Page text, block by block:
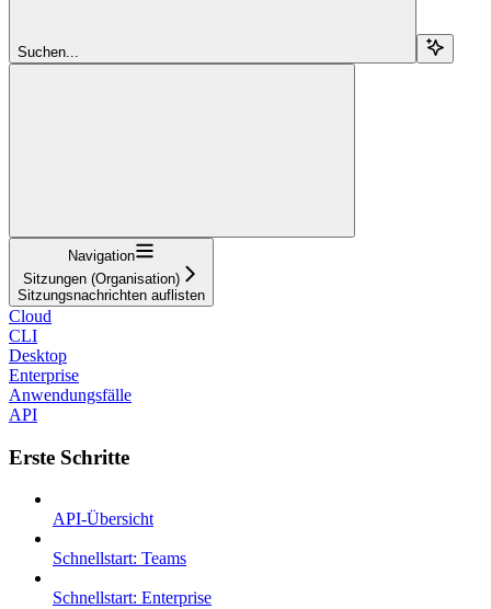
Suchen...
Navigation
Sitzungen (Organisation)
Sitzungsnachrichten auflisten
Cloud
CLI
Desktop
Enterprise
Anwendungsfälle
API
Erste Schritte
API-Übersicht
Schnellstart: Teams
Schnellstart: Enterprise